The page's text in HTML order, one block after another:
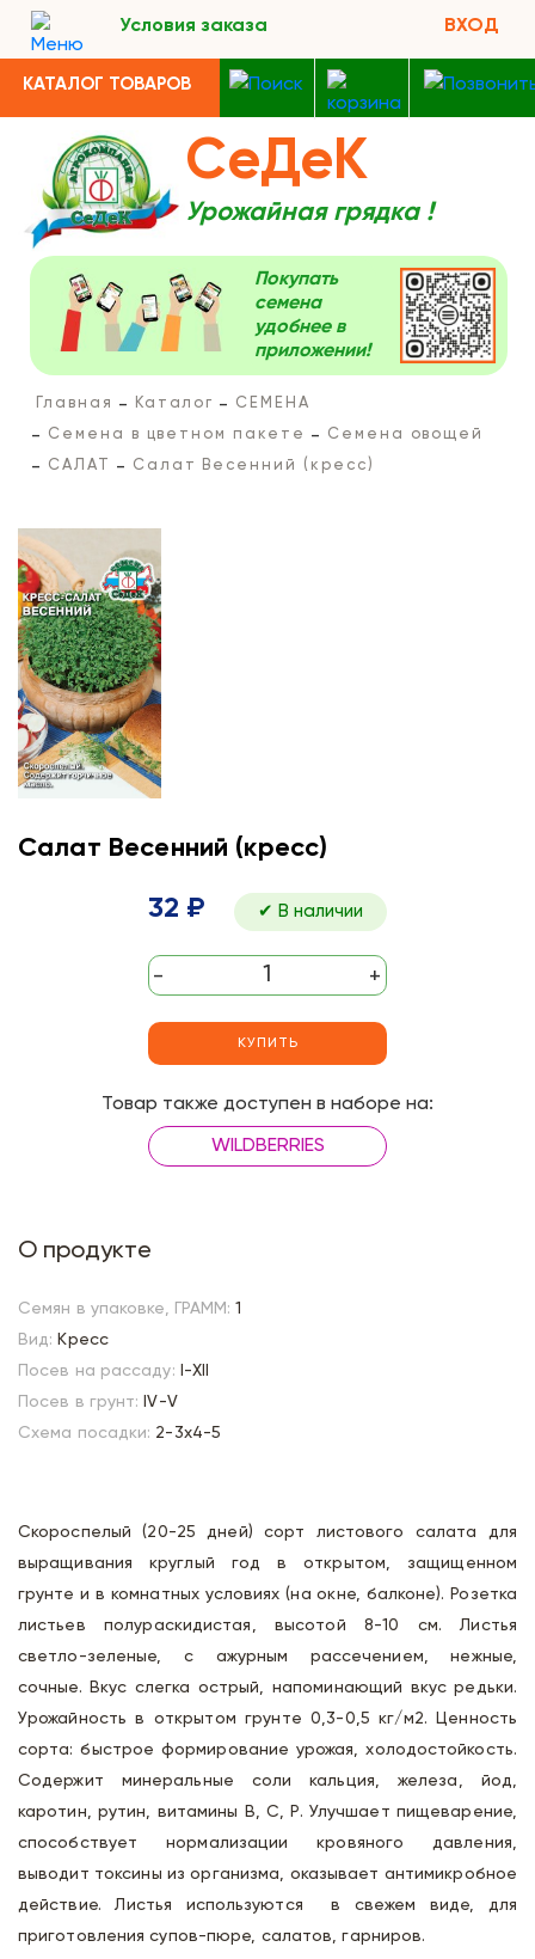
Условия заказа ВХОД
КАТАЛОГ ТОВАРОВ
СеДеК
Урожайная грядка !
Покупать
семена
удобнее в
приложении!
Главная Каталог
СЕМЕНА
Семена в цветном пакете
Семена овощей
САЛАТ
Салат Весенний (кресс)
Салат Весенний (кресс)
32 ₽ ✔ В наличии
- +
КУПИТЬ
Товар также доступен в наборе на:
WILDBERRIES
О продукте
Семян в упаковке, ГРАММ: 1
Вид: Кресс
Посев на рассаду:
I-XII
Посев в грунт: IV-V
Схема посадки: 2-3х4-5
Скороспелый (20-25 дней) сорт листового салата для
выращивания круглый год в открытом, защищенном
грунте и в комнатных условиях (на окне, балконе). Розетка
листьев полураскидистая, высотой 8-10 см. Листья
светло-зеленые, с ажурным рассечением, нежные,
сочные. Вкус слегка острый, напоминающий вкус редьки.
Урожайность в открытом грунте 0,3-0,5 кг/м2. Ценность
сорта: быстрое формирование урожая, холодостойкость.
Содержит минеральные соли кальция, железа, йод,
каротин, рутин, витамины В, С, Р. Улучшает пищеварение,
способствует нормализации кровяного давления,
выводит токсины из организма, оказывает антимикробное
действие. Листья используются в свежем виде, для
приготовления супов-пюре, салатов, гарниров.